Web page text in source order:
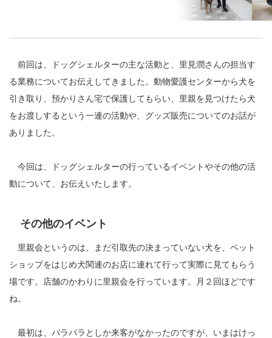
前回は、ドッグシェルターの主な活動と、里見潤さんの担当す
る業務についてお伝えしてきました。動物愛護センターから犬を
引き取り、預かりさん宅で保護してもらい、里親を見つけたら犬
をお渡しするという一連の活動や、グッズ販売についてのお話が
ありました。
今回は、ドッグシェルターの行っているイベントやその他の活
動について、お伝えいたします。
その他のイベント
里親会というのは、まだ引取先の決まっていない犬を、ペット
ショップをはじめ犬関連のお店に連れて行って実際に見てもらう
場です。店舗のかわりに里親会を行っています。月２回ほどです
ね。
最初は、パラパラとしか来客がなかったのですが、いまはけっ